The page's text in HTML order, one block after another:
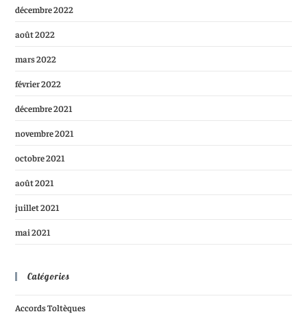
décembre 2022
août 2022
mars 2022
février 2022
décembre 2021
novembre 2021
octobre 2021
août 2021
juillet 2021
mai 2021
Catégories
Accords Toltèques